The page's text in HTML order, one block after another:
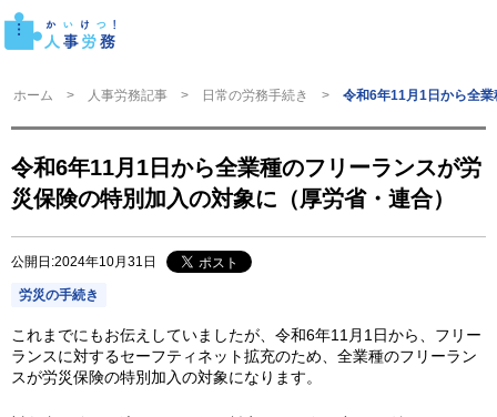
ホーム 人事労務記事 日常の労務手続き 令和6年11月1日から全
令和6年11月1日から全業種のフリーランスが労
災保険の特別加入の対象に（厚労省・連合）
公開日:2024年10月31日
労災の手続き
これまでにもお伝えしていましたが、令和6年11月1日から、フリー
ランスに対するセーフティネット拡充のため、全業種のフリーラン
スが労災保険の特別加入の対象になります。